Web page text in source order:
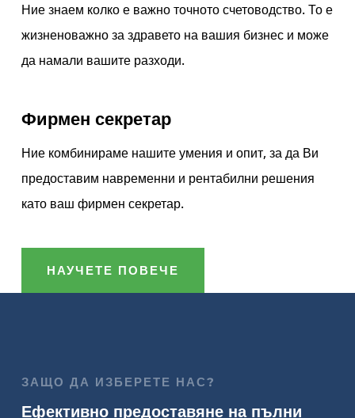
Ние знаем колко е важно точното счетоводство. То е
жизненоважно за здравето на вашия бизнес и може
да намали вашите разходи.
Фирмен секретар
Ние комбинираме нашите умения и опит, за да Ви
предоставим навременни и рентабилни решения
като ваш фирмен секретар.
НАУЧЕТЕ ПОВЕЧЕ
ЗАЩО ДА ИЗБЕРЕТЕ НАС?
Ефективно предоставяне на пълни